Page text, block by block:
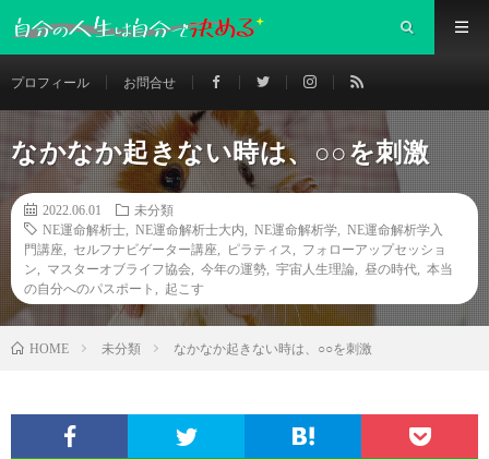
プロフィール お問合せ
なかなか起きない時は、○○を刺激
2022.06.01
未分類
NE運命解析士
NE運命解析士大内 NE運命解析学
NE運命解析学入
門講座
セルフナビゲーター講座 ピラティス
フォローアップセッショ
ン
マスターオブライフ協会 今年の運勢 宇宙人生理論 昼の時代
本当
の自分へのパスポート
起こす
HOME 未分類 なかなか起きない時は、○○を刺激